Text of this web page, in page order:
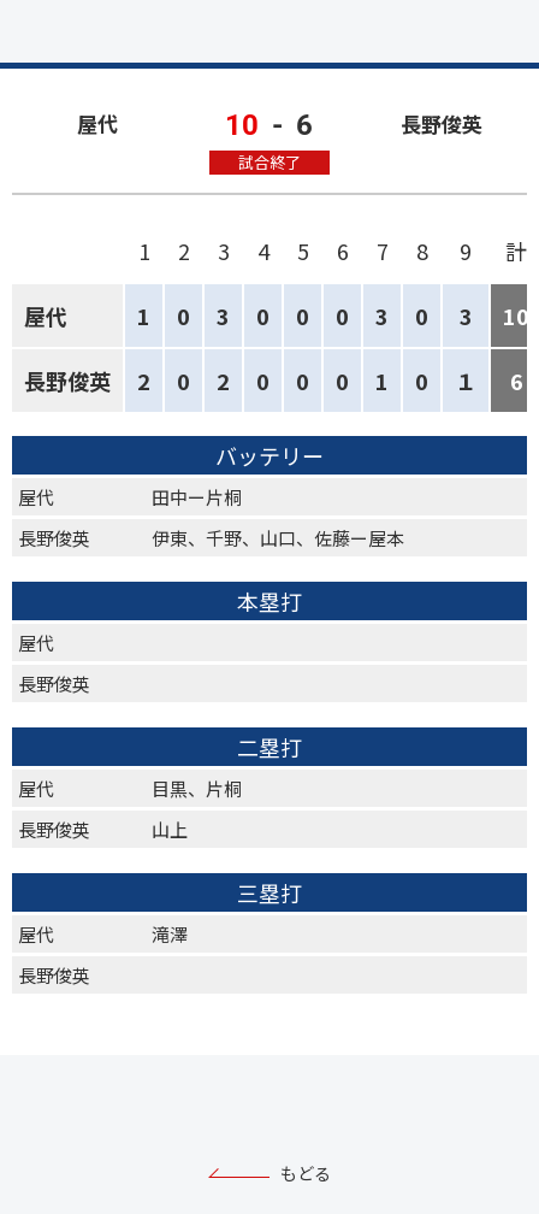
屋代 10 - 6
試合終了
長野俊英
1 2 3 4 5 6 7 8 9 計
屋代 1 0 3 0 0 0 3 0 3 10
長野俊英 2 0 2 0 0 0 1 0 １ 6
バッテリー
屋代
田中ー片桐
長野俊英
伊東、千野、山口、佐藤ー屋本
本塁打
屋代
長野俊英
二塁打
屋代
目黒、片桐
長野俊英
山上
三塁打
屋代
滝澤
長野俊英
もどる